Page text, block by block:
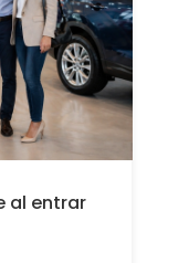
al entrar